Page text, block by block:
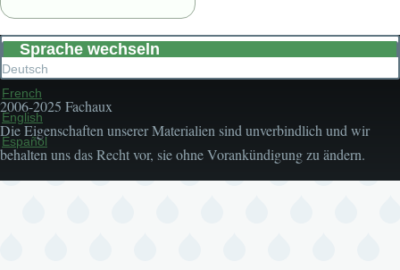
Sprache wechseln
Deutsch
French
English
Español
2006-2025 Fachaux
Die Eigenschaften unserer Materialien sind unverbindlich und wir
behalten uns das Recht vor, sie ohne Vorankündigung zu ändern.